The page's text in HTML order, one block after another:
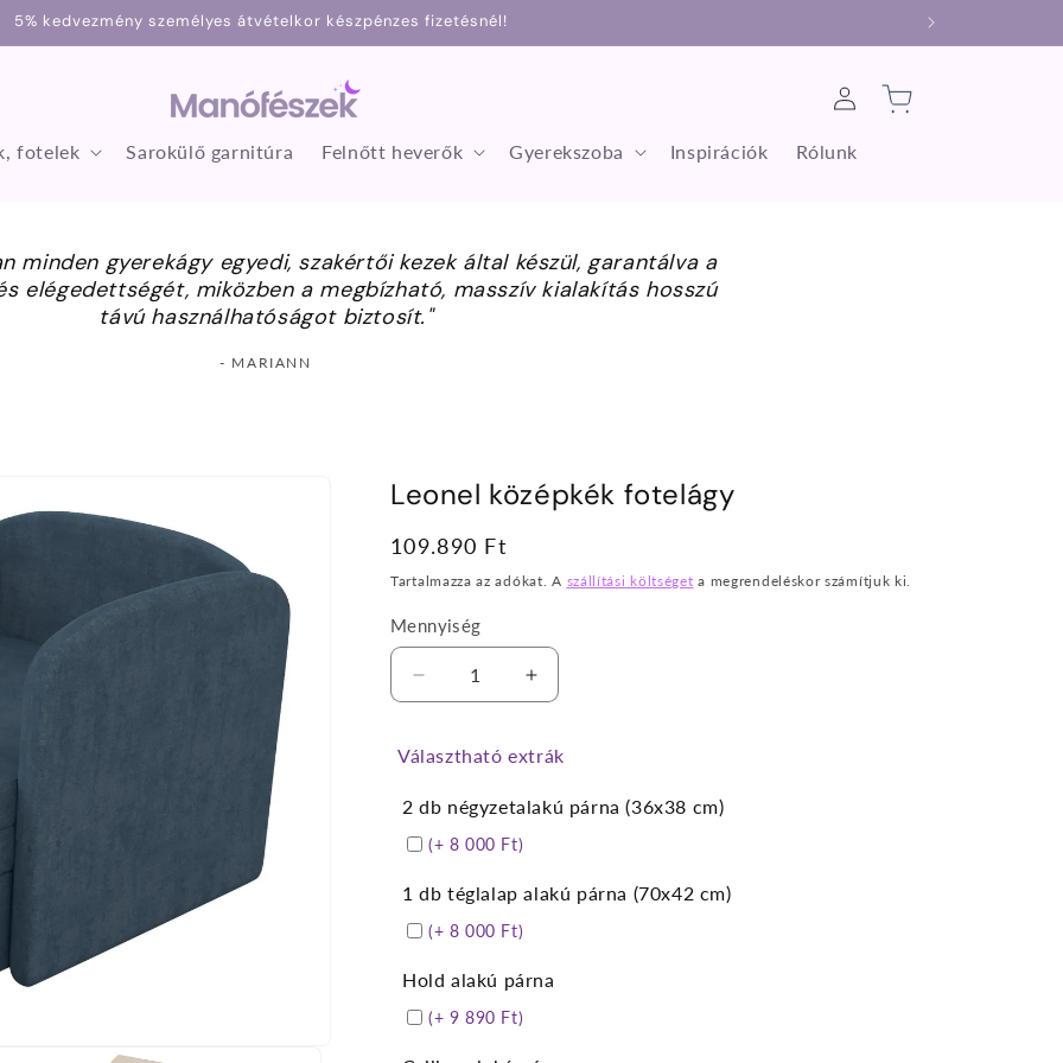
5% kedvezmény személyes átvételkor készpénzes fizetésnél!
fotelek Sarokülő garnitúra Felnőtt heverők Gyerekszoba Inspirációk Rólunk
Bejelentkezés
Kosár
minden gyerekágy egyedi, szakértői kezek által készül, garantálva a
elégedettségét, miközben a megbízható, masszív kialakítás hosszú
távú használhatóságot biztosít."
- MARIANN
Leonel középkék fotelágy
Normál
ár
109.890 Ft
Tartalmazza az adókat. A szállítási költséget a megrendeléskor számítjuk ki.
Mennyiség
Leonel
középkék
mennyiségének
Leonel
középkék
mennyiségének
Választható extrák
2 db négyzetalakú párna (36x38 cm)
(+ 8 000 Ft)
1 db téglalap alakú párna (70x42 cm)
(+ 8 000 Ft)
Hold alakú párna
(+ 9 890 Ft)